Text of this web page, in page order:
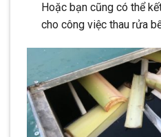
Hoặc bạn cũng có thể
cho công việc thau rửa